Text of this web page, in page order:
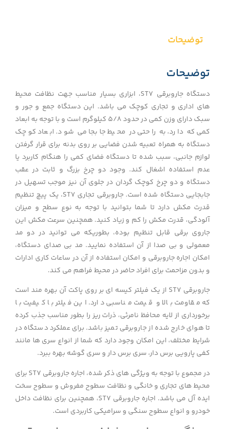
توضیحات
توضیحات
دستگاه جاروبرقی ST7، ابزاری بسیار مناسب جهت نظافت محیط
های اداری و تجاری کوچک می باشد. این دستگاه جمع و جور و
سبک دارای وزن کمی در حدود 5/8 کیلوگرم است و با توجه به ابعاد
کمی که دارد، به راحتی در محیط جابجا می شود. ابعاد کوچک
دستگاه به همراه تعبیه شدن فضایی بر روی بدنه برای قرار گرفتن
لوازم جانبی، سبب شده تا دستگاه فضای کمی را هنگام کاربرد یا
عدم استفاده اشغال کند. وجود دو چرخ بزرگ و ثابت در عقب
دستگاه و دو چرخ کوچک گردان در جلوی آن نیز موجب تسهیل در
جابجایی دستگاه شده است. جاروبرقی تجاری ST7، یک پیچ تنظیم
قدرت مکش دارد تا شما بتوانید با توجه به نوع سطح و میزان
آلودگی، قدرت مکش را کم و زیاد کنید. همچنین سرعت مکش این
جاروی برقی قابل تنظیم بوده، بطوریکه می توانید در دو مد
معمولی و بی صدا از آن استفاده نمایید. مد بی صدای دستگاه،
امکان اجاره جاروبرقی و امکان استفاده از آن در ساعات کاری ادارات
و بدون مزاحمت برای افراد حاضر در محیط فراهم می کند.
جاروبرقی ST7 از یک فیلتر کیسه ای بر روی پاکت آن بهره مند است
که مقاومت بالا و قیمت مناسبی دارد. این فیلتر با کیفیت با
برخورداری از لایه محافظ نامرئی، ذرات ریز را بطور مناسب جذب کرده
تا هوای خارج شده از جاروبرقی تمیز باشد. برای عملکرد دستگاه در
شرایط مختلف، این امکان وجود دارد که شما از انواع سری ها مانند
کفی پارویی برس دار، سری برس دار و سری گوشه بهره ببرد.
در مجموع با توجه به ویژگی های ذکر شده، اجاره جاروبرقی ST7 برای
محیط های تجاری و خانگی و نظافت سطوح مفروش و سطوح سخت
ایده آل می باشد. اجاره جاروبرقی ST7، همچنین برای نظافت داخل
خودرو و انواع سطوح سنگی و سرامیکی کاربردی است.